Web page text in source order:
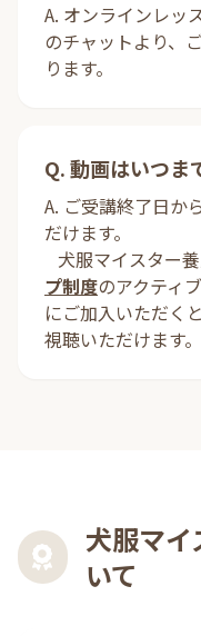
A. オンラインレッ
のチャットより、
ります。
Q. 動画はいつま
A. ご受講終了日か
だけます。
犬服マイスター
プ制度のアクティ
にご加入いただく
視聴いただけます。
犬服マ
いて